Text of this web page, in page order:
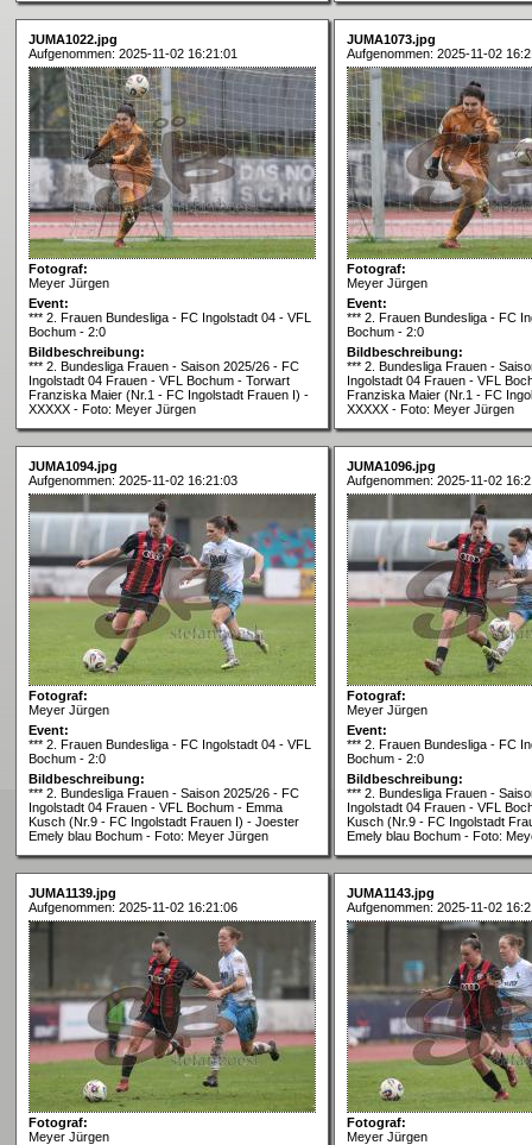
JUMA1022.jpg
Aufgenommen: 2025-11-02 16:21:01
Fotograf:
Meyer Jürgen
Event:
*** 2. Frauen Bundesliga - FC Ingolstadt 04 - VFL
Bochum - 2:0
Bildbeschreibung:
*** 2. Bundesliga Frauen - Saison 2025/26 - FC
Ingolstadt 04 Frauen - VFL Bochum - Torwart
Franziska Maier (Nr.1 - FC Ingolstadt Frauen I) -
XXXXX - Foto: Meyer Jürgen
JUMA1073.jpg
Aufgenommen: 2025-11-02
Fotograf:
Meyer Jürgen
Event:
*** 2. Frauen Bundesliga - FC
Bochum - 2:0
Bildbeschreibung:
*** 2. Bundesliga Frauen -
Ingolstadt 04 Frauen - VFL
Franziska Maier (Nr.1 - FC
XXXXX - Foto: Meyer Jürgen
JUMA1094.jpg
Aufgenommen: 2025-11-02 16:21:03
Fotograf:
Meyer Jürgen
Event:
*** 2. Frauen Bundesliga - FC Ingolstadt 04 - VFL
Bochum - 2:0
Bildbeschreibung:
*** 2. Bundesliga Frauen - Saison 2025/26 - FC
Ingolstadt 04 Frauen - VFL Bochum - Emma
Kusch (Nr.9 - FC Ingolstadt Frauen I) - Joester
Emely blau Bochum - Foto: Meyer Jürgen
JUMA1096.jpg
Aufgenommen: 2025-11-02
Fotograf:
Meyer Jürgen
Event:
*** 2. Frauen Bundesliga - FC
Bochum - 2:0
Bildbeschreibung:
*** 2. Bundesliga Frauen -
Ingolstadt 04 Frauen - VFL
Kusch (Nr.9 - FC Ingolstadt
Emely blau Bochum - Foto:
JUMA1139.jpg
Aufgenommen: 2025-11-02 16:21:06
Fotograf:
Meyer Jürgen
JUMA1143.jpg
Aufgenommen: 2025-11-02
Fotograf:
Meyer Jürgen